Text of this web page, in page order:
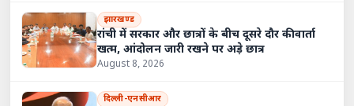
झारखण्ड
रांची में सरकार और छात्रों के बीच दूसरे दौर की वार्ता
खत्म, आंदोलन जारी रखने पर अड़े छात्र
August 8, 2026
दिल्ली-एनसीआर